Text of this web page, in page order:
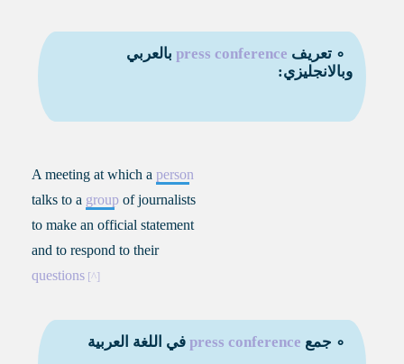
∘ تعريف press conference بالعربي
وبالانجليزي:
A meeting at which a person
talks to a group of journalists
to make an official statement
and to respond to their
questions
∘ جمع press conference في اللغة العربية